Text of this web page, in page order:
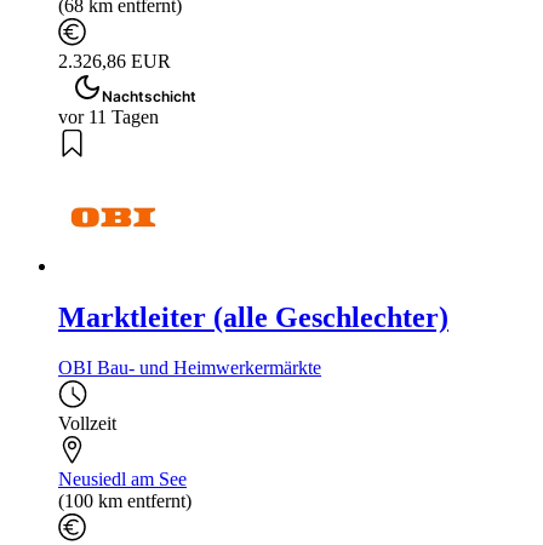
(68 km entfernt)
2.326,86 EUR
Nachtschicht
vor 11 Tagen
Marktleiter (alle Geschlechter)
OBI Bau- und Heimwerkermärkte
Vollzeit
Neusiedl am See
(100 km entfernt)